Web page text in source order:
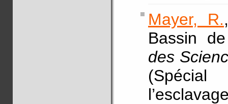
Mayer, R.
Bassin
des